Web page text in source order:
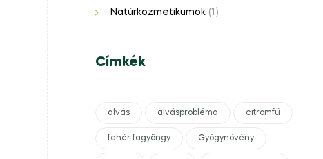
Natúrkozmetikumok(1)
Címkék
alvás alvásprobléma citromfű
fehér fagyöngy Gyógynövény